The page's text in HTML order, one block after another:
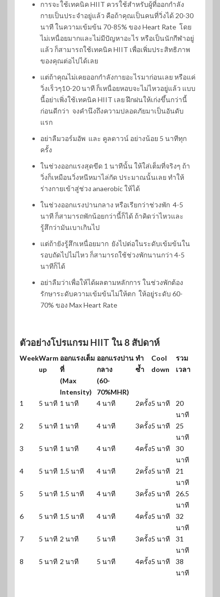
การจะใช้เทคนิค HIIT ควรใช้สำหรับผู้ที่ออกกำลัง
กายเป็นประจำอยู่แล้ว คือถ้าคุณเป็นคนที่วิ่งได้ 20-30
นาที ในความเข้มข้น 70-85% ของ Heart Rate โดย
ไม่เหนื่อยมากและไม่มีปัญหาอะไร หรือเป็นนักกีฬาอยู่
แล้ว ก็สามารถใช้เทคนิค HIIT เพื่อเพิ่มประสิทธิภาพ
ของคุณต่อไปได้เลย
แต่ถ้าคุณไม่เคยออกกำลังกายอะไรมาก่อนเลย หรือแค่
วิ่งเร็วๆ10-20 นาที ก็เหนื่อยหอบจะไม่ไหวอยู่แล้ว แบบ
นี้อย่าเพิ่งใช้เทคนิค HIIT เลย ฝึกฝนให้เก่งขึ้นกว่านี้
ก่อนดีกว่า จงคำนึงถึงความปลอดภัยมาเป็นอันดับ
แรก
อย่าลืมวอร์มอัพ และ คูลดาวน์ อย่างน้อย 5 นาทีทุก
ครั้ง
ในช่วงออกแรงสุดขีด 1 นาทีนั้น ให้ใส่เต็มที่จริงๆ ถ้า
วิ่งก็เหมือนวิ่งหนีหมาไล่กัด ประมาณนั้นเลย ทำให้
ร่างกายเข้าสู่ช่วง anaerobic ให้ได้
ในช่วงออกแรงปานกลาง หรือเรียกว่าช่วงพัก 4-5
นาที ก็สามารถพักน้อยกว่านี้ก็ได้ ถ้าคิดว่าไหวและ
รู้สึกว่ามันเบาเกินไป
แต่ถ้ายังรู้สึกเหนื่อยมาก ยังไปต่อในระดับเข้มข้นใน
รอบถัดไปไม่ไหว ก็สามารถใช้ช่วงพักนานกว่า 4-5
นาทีก็ได้
อย่าลืมว่าเพื่อให้ได้ผลตามหลักการ ในช่วงพักต้อง
รักษาระดับความเข้มข้นไม่ให้ตก ให้อยู่ระดับ 60-
70% ของ Max Heart Rate
ตัวอย่างโปรแกรม HIIT ใน 8 สัปดาห์
WeekWarm
up
ออกแรงเต็ม
ที่
(Max
Intensity)
ออกแรงปาน
กลาง
(60-
70%MHR)
ทำ
ซ้ำ
Cool
down
รวม
เวลา
1 5 นาที 1 นาที 4 นาที 2ครั้ง5 นาที
20
นาที
2
5 นาที 1 นาที 4 นาที 3ครั้ง5 นาที
25
นาที
3
5 นาที 1 นาที 4 นาที 4ครั้ง5 นาที
30
นาที
4
5 นาที 1.5 นาที 4 นาที 2ครั้ง5 นาที
21
นาที
5
5 นาที 1.5 นาที 4 นาที 3ครั้ง5 นาที
26.5
นาที
6
5 นาที 1.5 นาที 4 นาที 4ครั้ง5 นาที
32
นาที
7
5 นาที 2 นาที 5 นาที 3ครั้ง5 นาที
31
นาที
8
5 นาที 2 นาที 5 นาที 4ครั้ง5 นาที
38
นาที